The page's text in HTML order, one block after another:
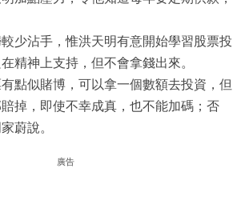
少沾手，惟洪天明有意開始學習股票投
精神上支持，但不會拿錢出來。
有點似賭博，可以拿一個數額去投資，但
掉，即使不幸成真，也不能加碼；否
蔚說。
廣告